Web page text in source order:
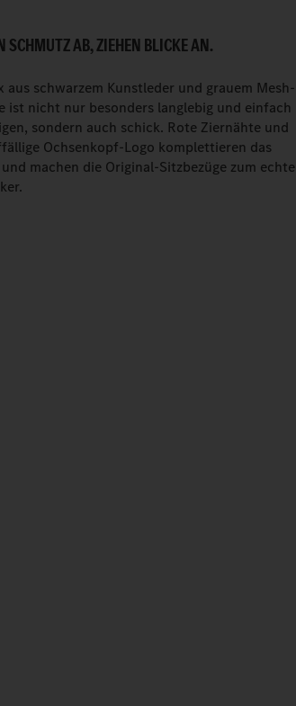
SCHMUTZ AB, ZIEHEN BLICKE AN.
aus schwarzem Kunstleder und grauem Mesh-
ist nicht nur besonders langlebig und einfach
sondern auch schick. Rote Ziernähte und
Ochsenkopf-Logo komplettieren das
und machen die Original-Sitzbezüge zum